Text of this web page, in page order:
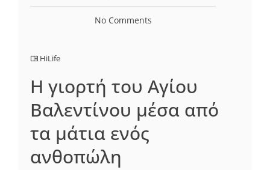
No Comments
HiLife
Η γιορτή του Αγίου
Βαλεντίνου μέσα από
τα μάτια ενός
ανθοπώλη